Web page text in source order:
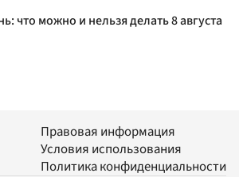
что можно и нельзя делать 8 августа
Правовая информация
Условия использования
Политика конфиденциальности